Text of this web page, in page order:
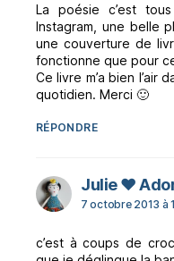
La poésie c’est
Instagram, une belle
une couverture de
fonctionne que pour
Ce livre m’a bien l’air
quotidien. Merci 🙂
RÉPONDRE
Julie ♥
7 octobre 2013 à
c’est à coups de